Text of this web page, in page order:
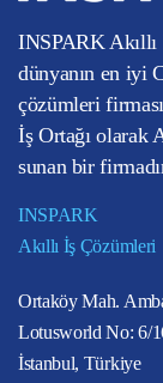
INSPARK Akıllı
dünyanın en iyi
çözümleri
İş Ortağı olarak
sunan bir
INSPARK
Akıllı İş Çözümleri
Ortaköy Mah.
Lotusworld No: 6/
İstanbul, Türkiye